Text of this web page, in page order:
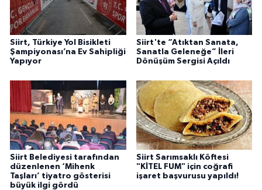
Siirt, Türkiye Yol Bisikleti
Şampiyonası’na Ev Sahipliği
Yapıyor
Siirt'te “Atıktan Sanata,
Sanatla Geleneğe” İleri
Dönüşüm Sergisi Açıldı
Siirt Belediyesi tarafından
düzenlenen ‘Mihenk
Taşları’ tiyatro gösterisi
büyük ilgi gördü
Siirt Sarımsaklı Köftesi
"KİTEL FUM" için coğrafi
işaret başvurusu yapıldı!